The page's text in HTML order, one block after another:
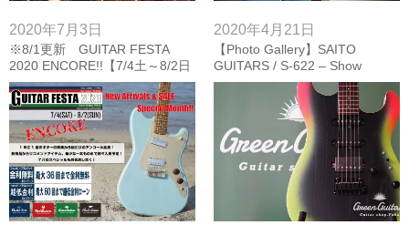
2020年7月3日
※8/1更新 GUITAR FESTA
2020 ENCORE!!【7/4土～8/2日
まで！】
2020年4月21日
【Photo Gallery】SAITO
GUITARS / S-622 – Show